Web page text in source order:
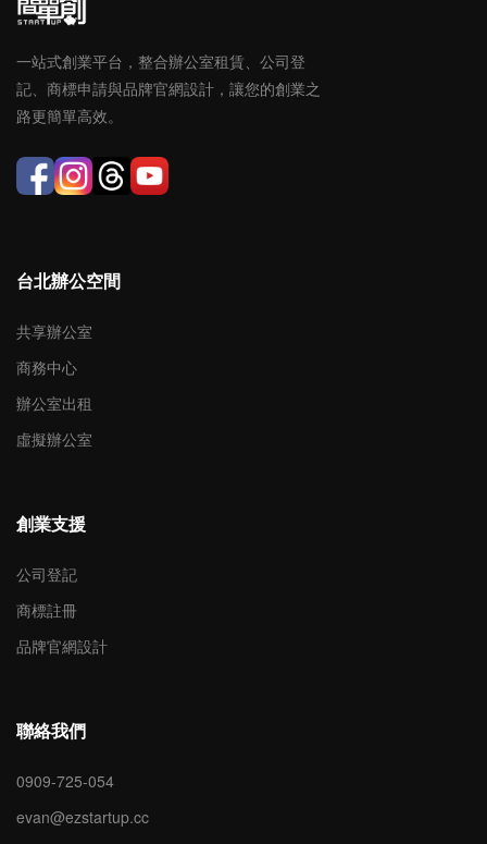
一站式創業平台，整合辦公室租賃、公司登
記、商標申請與品牌官網設計，讓您的創業之
路更簡單高效。
台北辦公空間
共享辦公室
商務中心
辦公室出租
虛擬辦公室
創業支援
公司登記
商標註冊
品牌官網設計
聯絡我們
0909-725-054
evan@ezstartup.cc